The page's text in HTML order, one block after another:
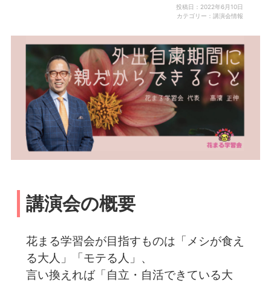
投稿日：2022年6月10日
カテゴリー：講演会情報
講演会の概要
花まる学習会が目指すものは「メシが食え
る大人」「モテる人」、
言い換えれば「自立・自活できている大